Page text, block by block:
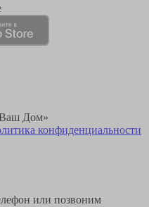
Дом»
конфиденциальности
или позвоним